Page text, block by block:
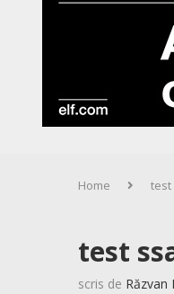
Home test
test
scris de Răzvan